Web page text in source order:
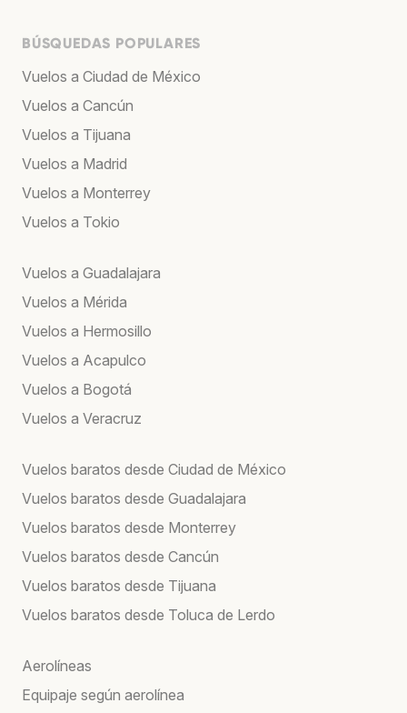
BÚSQUEDAS POPULARES
Vuelos a Ciudad de México
Vuelos a Cancún
Vuelos a Tijuana
Vuelos a Madrid
Vuelos a Monterrey
Vuelos a Tokio
Vuelos a Guadalajara
Vuelos a Mérida
Vuelos a Hermosillo
Vuelos a Acapulco
Vuelos a Bogotá
Vuelos a Veracruz
Vuelos baratos desde Ciudad de México
Vuelos baratos desde Guadalajara
Vuelos baratos desde Monterrey
Vuelos baratos desde Cancún
Vuelos baratos desde Tijuana
Vuelos baratos desde Toluca de Lerdo
Aerolíneas
Equipaje según aerolínea